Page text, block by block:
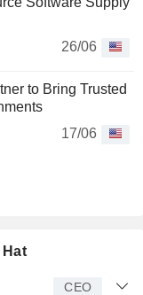
26/06
to Bring Trusted
17/06
CEO